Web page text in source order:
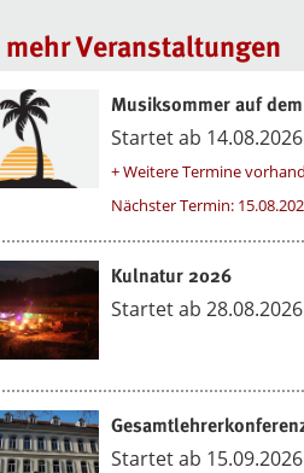
mehr Veranstaltungen
Musiksommer auf
Startet ab
+ Weitere Termine
Nächster Termin:
Kulnatur 2026
Startet ab
Startet ab